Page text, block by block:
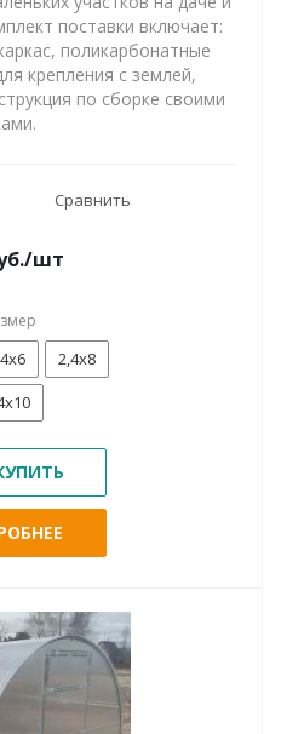
поставки включает:
поликарбонатные
крепления с землей,
по сборке своими
Сравнить
/шт
2,4х8